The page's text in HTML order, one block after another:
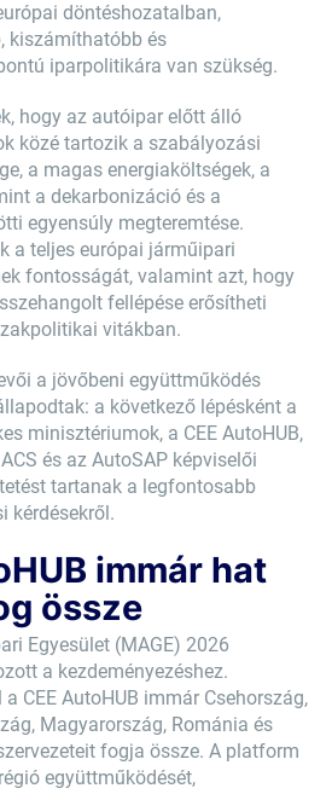
döntéshozatalban,
kiszámíthatóbb és
iparpolitikára van szükség.
hogy az autóipar előtt álló
közé tartozik a szabályozási
a magas energiaköltségek, a
a dekarbonizáció és a
egyensúly megteremtése.
a teljes európai járműipari
fontosságát, valamint azt, hogy
fellépése erősítheti
vitákban.
a jövőbeni együttműködés
a következő lépésként a
minisztériumok, a CEE AutoHUB,
és az AutoSAP képviselői
tartanak a legfontosabb
kérdésekről.
immár hat
össze
Egyesület (MAGE) 2026
a kezdeményezéshez.
CEE AutoHUB immár Csehország,
Magyarország, Románia és
fogja össze. A platform
együttműködését,